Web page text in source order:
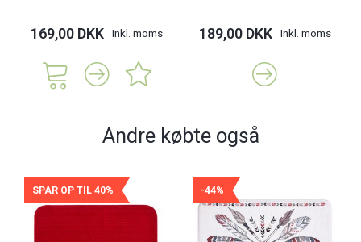
169,00 DKK Inkl. moms 189,00 DKK Inkl. moms
Andre købte også
SPAR OP TIL 40% -44%